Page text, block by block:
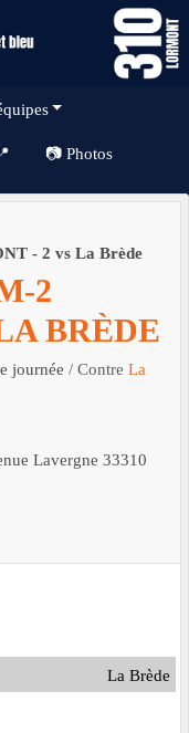
📷 Photos
- 2 vs La Brède
2
BRÈDE
journée / Contre La
Lavergne 33310
La Brède